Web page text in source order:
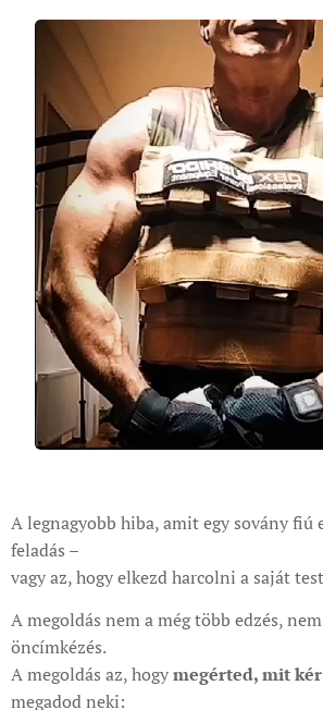
A legnagyobb hiba, amit egy sovány fiú
feladás –
vagy az, hogy elkezd harcolni a saját
A megoldás nem a még több edzés,
öncímkézés.
A megoldás az, hogymegérted, mit
megadod neki: